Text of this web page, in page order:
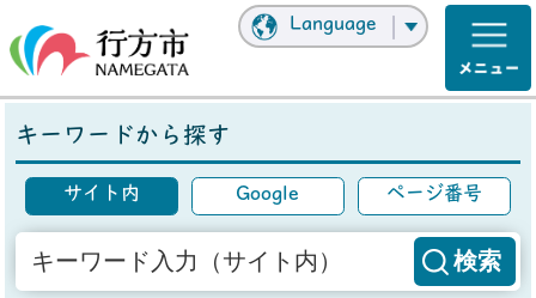
Language
キーワードから探す
サイト内 Google ページ番号